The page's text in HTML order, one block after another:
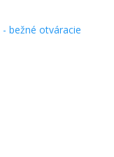
- bežné otváracie